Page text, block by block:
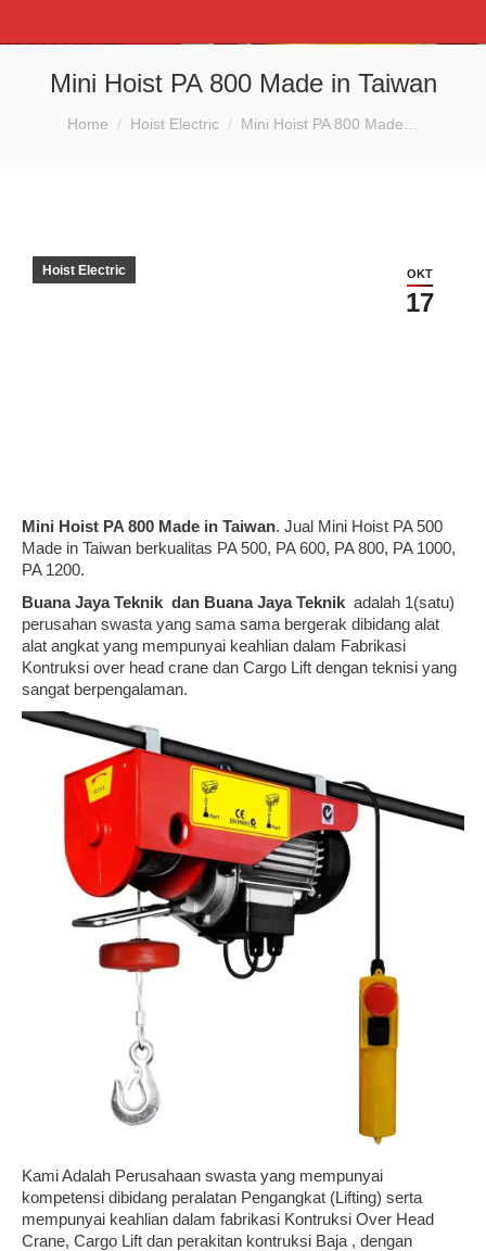
Mini Hoist PA 800 Made in Taiwan
Home Hoist Electric Mini Hoist PA 800 Made…
OKT
17
Hoist Electric
Mini Hoist PA 800 Made in Taiwan. Jual Mini Hoist PA 500
Made in Taiwan berkualitas PA 500, PA 600, PA 800, PA 1000,
PA 1200.
Buana Jaya Teknik dan Buana Jaya Teknik adalah 1(satu)
perusahan swasta yang sama sama bergerak dibidang alat
alat angkat yang mempunyai keahlian dalam Fabrikasi
Kontruksi over head crane dan Cargo Lift dengan teknisi yang
sangat berpengalaman.
Kami Adalah Perusahaan swasta yang mempunyai
kompetensi dibidang peralatan Pengangkat (Lifting) serta
mempunyai keahlian dalam fabrikasi Kontruksi Over Head
Crane, Cargo Lift dan perakitan kontruksi Baja , dengan